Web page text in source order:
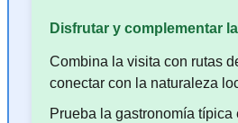
Disfrutar y complementar
Combina la visita con rutas
conectar con la naturaleza
Prueba la gastronomía típica